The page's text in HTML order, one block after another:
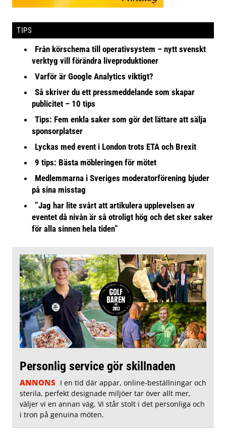
TIPS
Från körschema till operativsystem – nytt svenskt
verktyg vill förändra liveproduktioner
Varför är Google Analytics viktigt?
Så skriver du ett pressmeddelande som skapar
publicitet – 10 tips
Tips: Fem enkla saker som gör det lättare att sälja
sponsorplatser
Lyckas med event i London trots ETA och Brexit
9 tips: Bästa möbleringen för mötet
Medlemmarna i Sveriges moderatorförening bjuder
på sina misstag
”Jag har lite svårt att artikulera upplevelsen av
eventet då nivån är så otroligt hög och det sker saker
för alla sinnen hela tiden”
Personlig service gör skillnaden
ANNONS I en tid där appar, online-beställningar och
sterila, perfekt designade miljöer tar över allt mer,
väljer vi en annan väg. Vi står stolt i det personliga och
i tron på genuina möten.